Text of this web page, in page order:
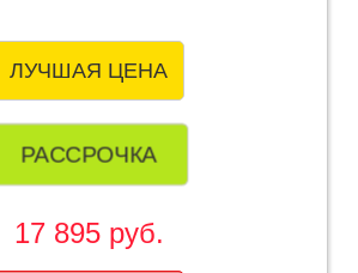
ЛУЧШАЯ ЦЕНА
РАССРОЧКА
17 895 руб.